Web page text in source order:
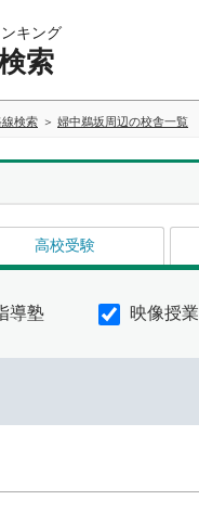
キング
索
検索 婦中鵜坂周辺の校舎一覧
高校受験
導塾 映像授業